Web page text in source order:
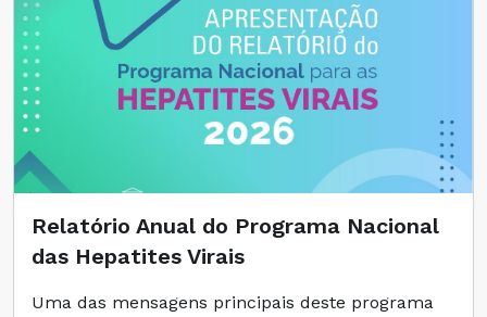
Relatório Anual do Programa Nacional
das Hepatites Virais
Uma das mensagens principais deste programa